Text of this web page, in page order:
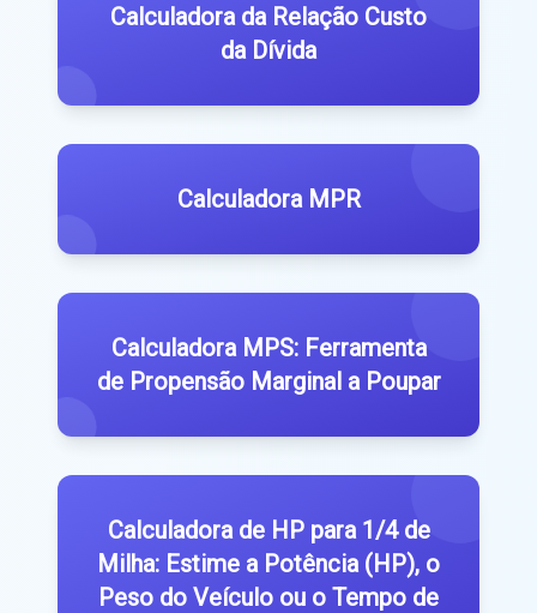
Calculadora da Relação Custo
da Dívida
Calculadora MPR
Calculadora MPS: Ferramenta
de Propensão Marginal a Poupar
Calculadora de HP para 1/4 de
Milha: Estime a Potência (HP), o
Peso do Veículo ou o Tempo de